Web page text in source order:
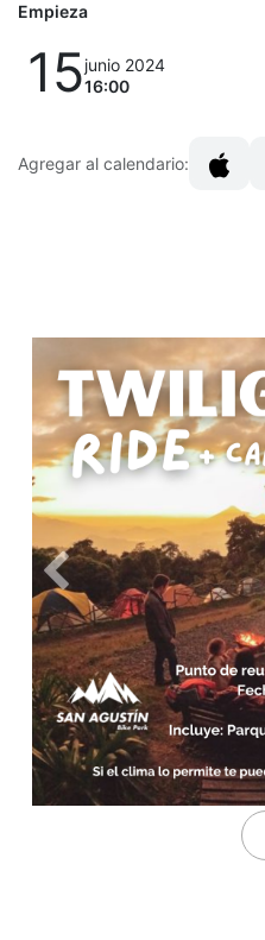
Empieza
15junio 2024
16:00
Agregar al calendario:
Anterior